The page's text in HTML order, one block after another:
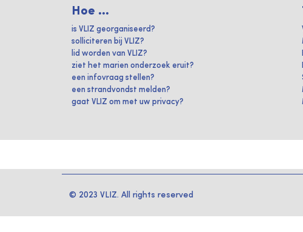
Hoe ...
is VLIZ georganiseerd?
solliciteren bij VLIZ?
lid worden van VLIZ?
ziet het marien onderzoek eruit?
een infovraag stellen?
een strandvondst melden?
gaat VLIZ om met uw privacy?
© 2023 VLIZ. All rights reserved